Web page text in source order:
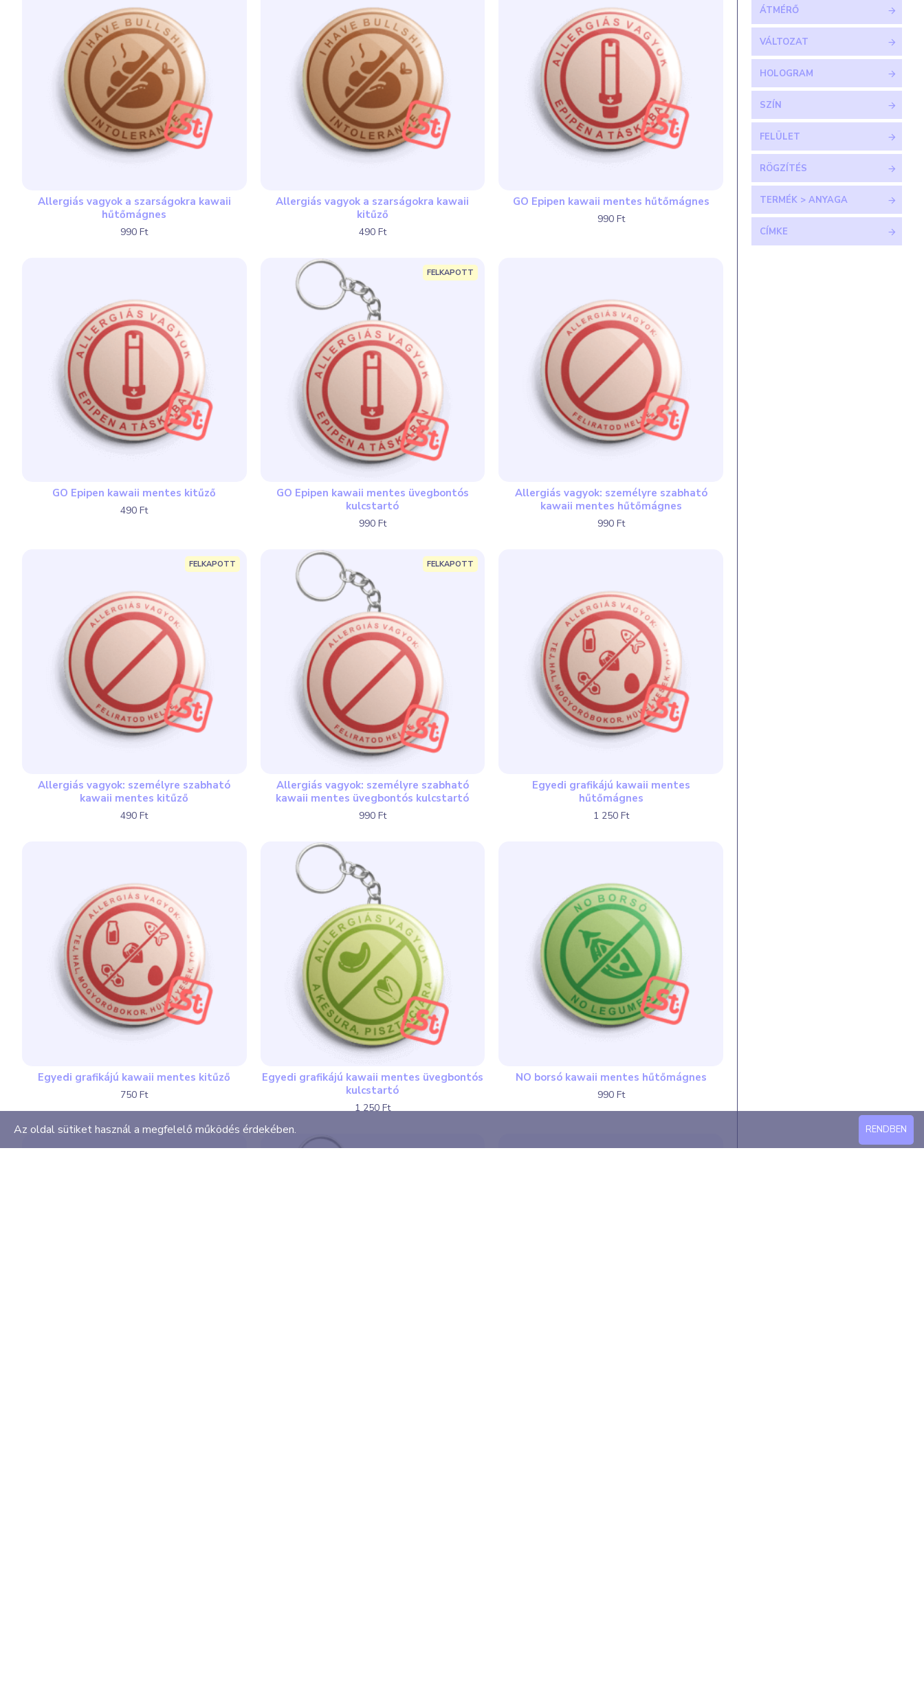
Allergiás vagyok a szarságokra kawaii
hűtőmágnes
990 Ft
Allergiás vagyok a szarságokra kawaii
kitűző
490 Ft
GO Epipen kawaii mentes hűtőmágnes
990 Ft
GO Epipen kawaii mentes kitűző
490 Ft
FELKAPOTT
GO Epipen kawaii mentes üvegbontós
kulcstartó
990 Ft
Allergiás vagyok: személyre szabható
kawaii mentes hűtőmágnes
990 Ft
FELKAPOTT
Allergiás vagyok: személyre szabható
kawaii mentes kitűző
490 Ft
FELKAPOTT
Allergiás vagyok: személyre szabható
kawaii mentes üvegbontós kulcstartó
990 Ft
Egyedi grafikájú kawaii mentes
hűtőmágnes
1 250 Ft
Egyedi grafikájú kawaii mentes kitűző
750 Ft
Egyedi grafikájú kawaii mentes üvegbontós
kulcstartó
1 250 Ft
NO borsó kawaii mentes hűtőmágnes
990 Ft
TERMÉK > ANYAGA
ÁTMÉRŐ
VÁLTOZAT
HOLOGRAM
SZÍN
FELÜLET
RÖGZÍTÉS
CÍMKE
RENDBEN
Az oldal sütiket használ a megfelelő működés érdekében.